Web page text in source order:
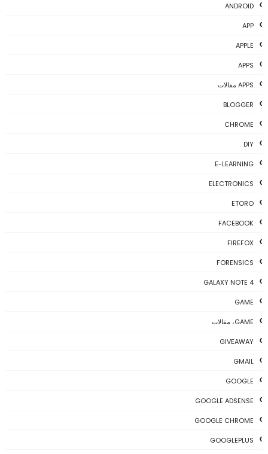
ANDROID
APP
APPLE
APPS
APPS مقالات
BLOGGER
CHROME
DIY
E-LEARNING
ELECTRONICS
ETORO
FACEBOOK
FIREFOX
FORENSICS
GALAXY NOTE 4
GAME
GAME، مقالات
GIVEAWAY
GMAIL
GOOGLE
GOOGLE ADSENSE
GOOGLE CHROME
GOOGLEPLUS